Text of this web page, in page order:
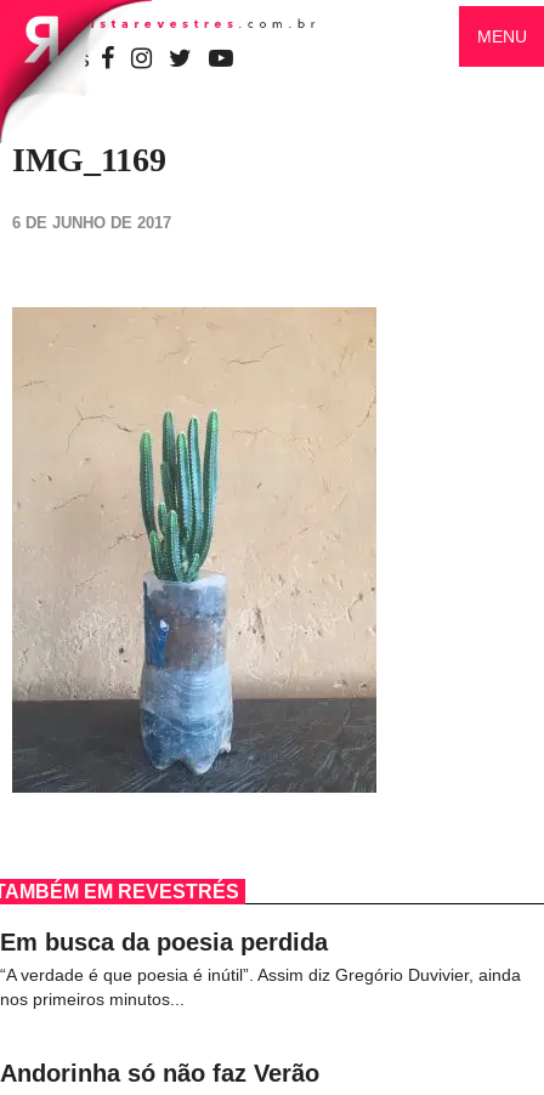
SIGA-NOS
MENU
IMG_1169
6 DE JUNHO DE 2017
EM REVESTRÉS
Em busca da poesia perdida
“A verdade é que poesia é inútil”. Assim diz Gregório Duvivier, ainda
nos primeiros minutos...
Andorinha só não faz Verão